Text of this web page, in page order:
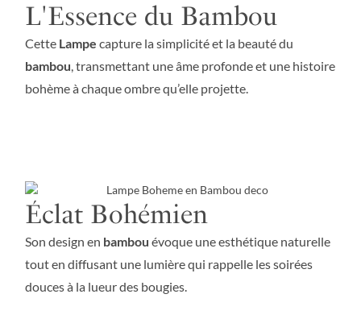
L'Essence du Bambou
Cette Lampe capture la simplicité et la beauté du
bambou, transmettant une âme profonde et une histoire
bohème à chaque ombre qu’elle projette.
Éclat Bohémien
Son design en bambou évoque une esthétique naturelle
tout en diffusant une lumière qui rappelle les soirées
douces à la lueur des bougies.